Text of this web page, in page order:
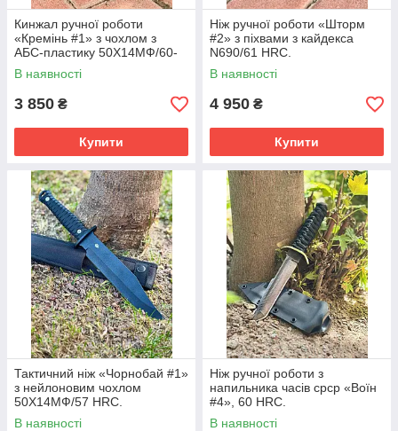
Кинжал ручної роботи
«Кремінь #1» з чохлом з
АБС-пластику 50Х14МФ/60-
61 HRC.
В наявності
3 850 ₴
Купити
Ніж ручної роботи «Шторм
#2» з піхвами з кайдекса
N690/61 HRC.
В наявності
4 950 ₴
Купити
Тактичний ніж «Чорнобай #1»
з нейлоновим чохлом
50Х14МФ/57 HRC.
В наявності
Ніж ручної роботи з
напильника часів срср «Воїн
#4», 60 HRC.
В наявності